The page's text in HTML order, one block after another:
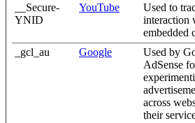
__Secure-
YNID
YouTube
Used to
interaction
embedded
_gcl_au Google
Used by
AdSense
across
their